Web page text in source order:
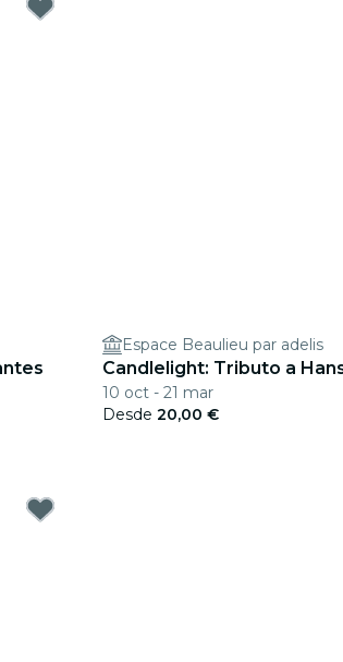
Espace Beaulieu par adelis
Candlelight: Tributo a
10 oct - 21 mar
Desde 20,00 €